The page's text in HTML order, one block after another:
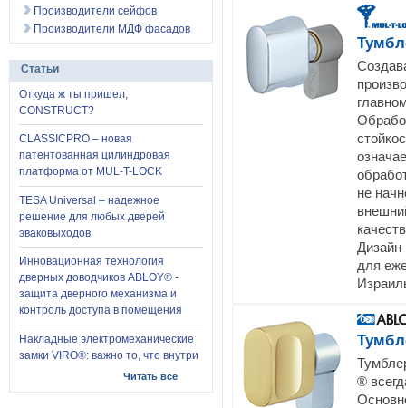
не
для
®
Производители сейфов
Производители МДФ фасадов
Статьи
Откуда ж ты пришел,
CONSTRUCT?
CLASSICPRO – новая
патентованная цилиндровая
платформа от MUL-T-LOCK
TESA Universal – надежное
решение для любых дверей
эваковыходов
Инновационная технология
дверных доводчиков ABLOY® -
защита дверного механизма и
контроль доступа в помещения
Накладные электромеханические
замки VIRO®: важно то, что внутри
Читать все